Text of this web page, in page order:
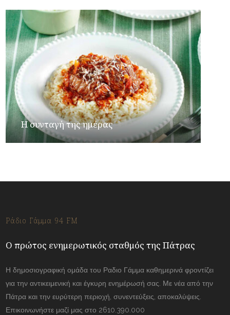
Η συνταγή της ημέρας
Ράδιο Γάμμα 94 FM
Ο πρώτος ενημερωτικός σταθμός της Πάτρας
Η δημοσιογραφική ομάδα του Ραδιο Γάμμα καθημερινά φροντίζει
για την αντικειμενική και έγκυρη ενημέρωσή σας. Με νέα από την
Πάτρα και την ευρύτερη περιοχή, συνεντεύξεις, αποκαλύψεις.
Επικοινωνήστε μαζί μας στο 2610.390.000